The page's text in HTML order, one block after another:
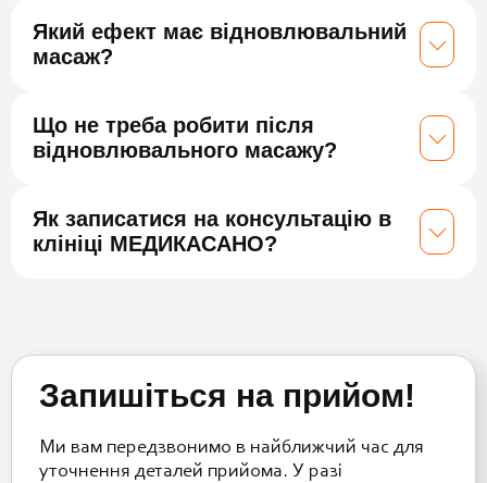
Який ефект має відновлювальний
масаж?
Що не треба робити після
відновлювального масажу?
Як записатися на консультацію в
клініці МЕДИКАСАНО?
Запишіться на прийом!
Ми вам передзвонимо в найближчий час для
уточнення деталей прийома. У разі